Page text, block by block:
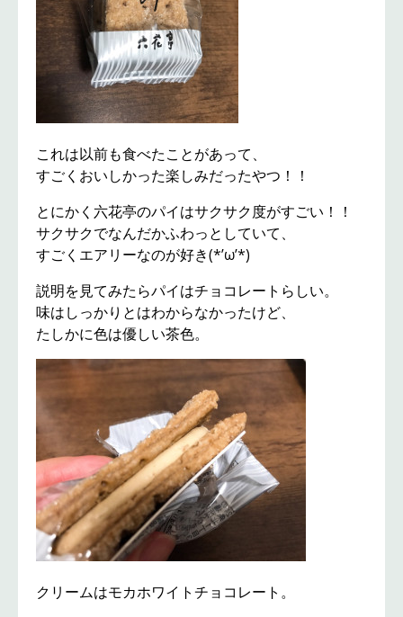
これは以前も食べたことがあって、
すごくおいしかった楽しみだったやつ！！
とにかく六花亭のパイはサクサク度がすごい！！
サクサクでなんだかふわっとしていて、
すごくエアリーなのが好き(*’ω’*)
説明を見てみたらパイはチョコレートらしい。
味はしっかりとはわからなかったけど、
たしかに色は優しい茶色。
クリームはモカホワイトチョコレート。